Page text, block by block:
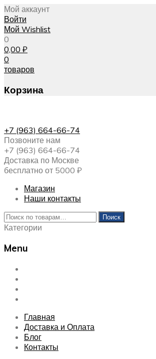
Мой аккаунт
Войти
Мой Wishlist
0
0,00 ₽
0
товаров
Корзина
+7 (963) 664-66-74
Позвоните нам
+7 (963) 664-66-74
Доставка по Москве
бесплатно от 5000 ₽
Магазин
Наши контакты
Искать:
Поиск
Категории
Menu
Skip
content
Главная
Доставка и Оплата
Блог
Контакты